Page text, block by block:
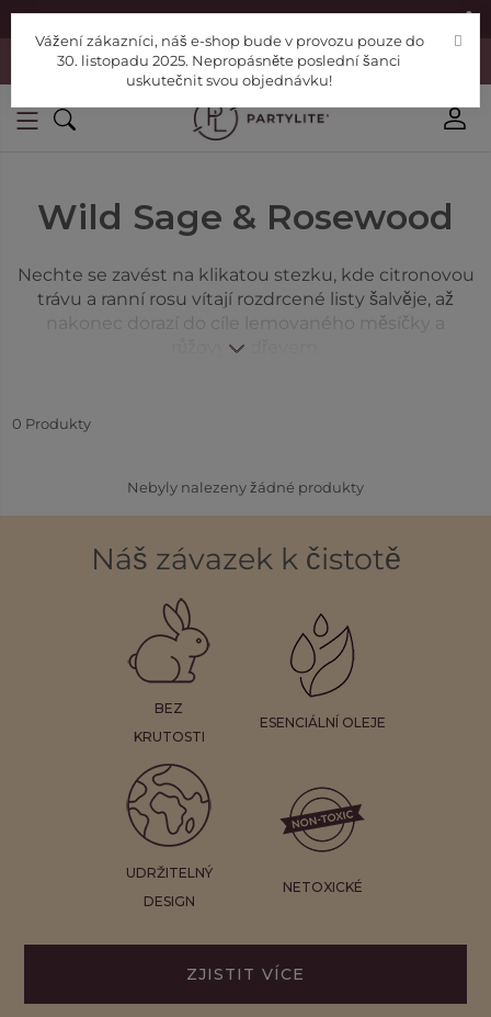
|
Vážení zákazníci, náš e-shop bude v provozu pouze do 30. listopadu
2025. Nepropásněte poslední šanci uskutečnit svou objednávku!
Wild Sage & Rosewood
Nechte se zavést na klikatou stezku, kde citronovou
trávu a ranní rosu vítají rozdrcené listy šalvěje, až
nakonec dorazí do cíle lemovaného měsíčky a
růžovým dřevem.
0 Produkty
Nebyly nalezeny žádné produkty
Náš závazek k čistotě
BEZ
KRUTOSTI
ESENCIÁLNÍ OLEJE
UDRŽITELNÝ
DESIGN
NETOXICKÉ
ZJISTIT VÍCE
Vážení zákazníci, náš e-shop bude v provozu pouze do
30. listopadu 2025. Nepropásněte poslední šanci
uskutečnit svou objednávku!